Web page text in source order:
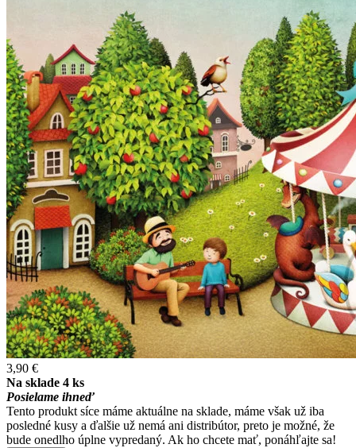
3,90 €
Na sklade 4 ks
Posielame ihneď
Tento produkt síce máme aktuálne na sklade, máme však už iba
posledné kusy a ďalšie už nemá ani distribútor, preto je možné, že
bude onedlho úplne vypredaný. Ak ho chcete mať, ponáhľajte sa!